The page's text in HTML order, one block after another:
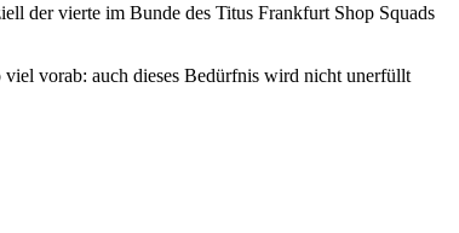
der vierte im Bunde des Titus Frankfurt Shop Squads
vorab: auch dieses Bedürfnis wird nicht unerfüllt